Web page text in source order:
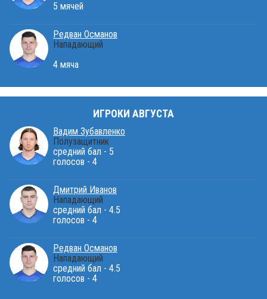
5 мячей
Редван Османов
Нападающий
4 мяча
ИГРОКИ АВГУСТА
Вадим Зубавленко
Полузащитник
средний бал - 5
голосов - 4
Дмитрий Иванов
Нападающий
средний бал - 4.5
голосов - 4
Редван Османов
Нападающий
средний бал - 4.5
голосов - 4